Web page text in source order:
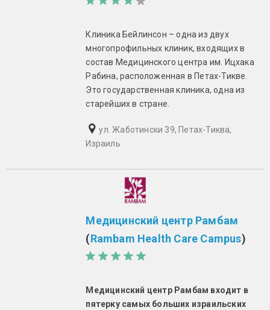
Клиника Бейлинсон – одна из двух
многопрофильных клиник, входящих в
состав Медицинского центра им. Ицхака
Рабина, расположенная в Петах-Тикве.
Это государственная клиника, одна из
старейших в стране.
ул. Жаботински 39, Петах-Тиква,
Израиль
Медицинский центр Рамбам
(Rambam Health Care Campus)
Медицинский центр Рамбам входит в
пятерку самых больших израильских